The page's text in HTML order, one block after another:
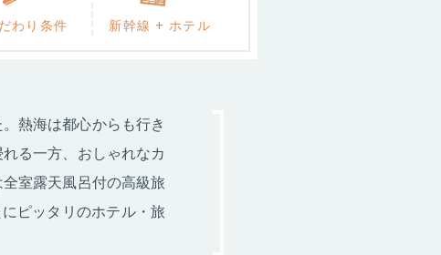
わり条件 新幹線 + ホテル
熱海は都心からも行き
る一方、おしゃれなカ
室露天風呂付の高級旅
ピッタリのホテル・旅